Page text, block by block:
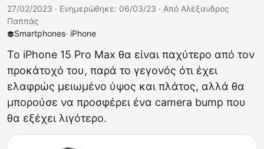
Smartphones· iPhone
27/02/2023 · Ενημερώθηκε: 06/03/23 · Από Αλέξανδρος
Παππάς
Το iPhone 15 Pro Max θα είναι παχύτερο από τον
προκάτοχό του, παρά το γεγονός ότι έχει
ελαφρώς μειωμένο ύψος και πλάτος, αλλά θα
μπορούσε να προσφέρει ένα camera bump που
θα εξέχει λιγότερο.